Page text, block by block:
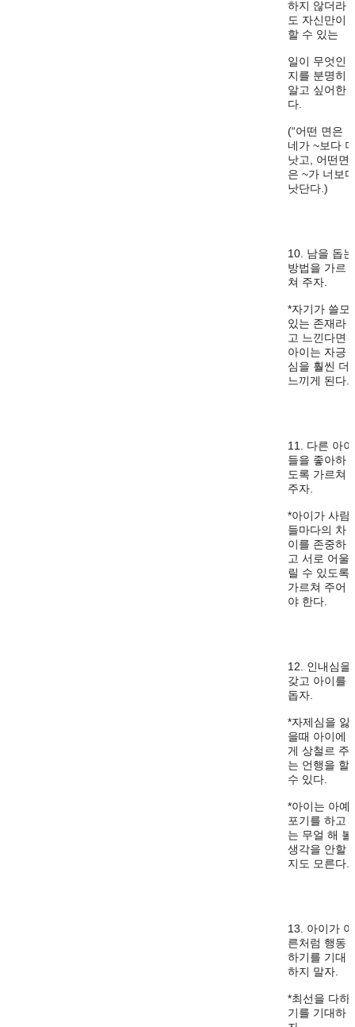
하지 않더라
도 자신만이
할 수 있는
일이 무엇인
지를 분명히
알고 싶어한
다.
(“어떤 면은
네가 ~보다 더
낫고, 어떤면
은 ~가 너보다
낫단다.)
10. 남을 돕는
방법을 가르
쳐 주자.
*자기가 쓸모
있는 존재라
고 느낀다면
아이는 자긍
심을 훨씬 더
느끼게 된다.
11. 다른 아이
들을 좋아하
도록 가르쳐
주자.
*아이가 사람
들마다의 차
이를 존중하
고 서로 어울
릴 수 있도록
가르쳐 주어
야 한다.
12. 인내심을
갖고 아이를
돕자.
*자제심을 잃
을때 아이에
게 상철르 주
는 언행을 할
수 있다.
*아이는 아예
포기를 하고
는 무얼 해 볼
생각을 안할
지도 모른다.
13. 아이가 어
른처럼 행동
하기를 기대
하지 말자.
*최선을 다하
기를 기대하